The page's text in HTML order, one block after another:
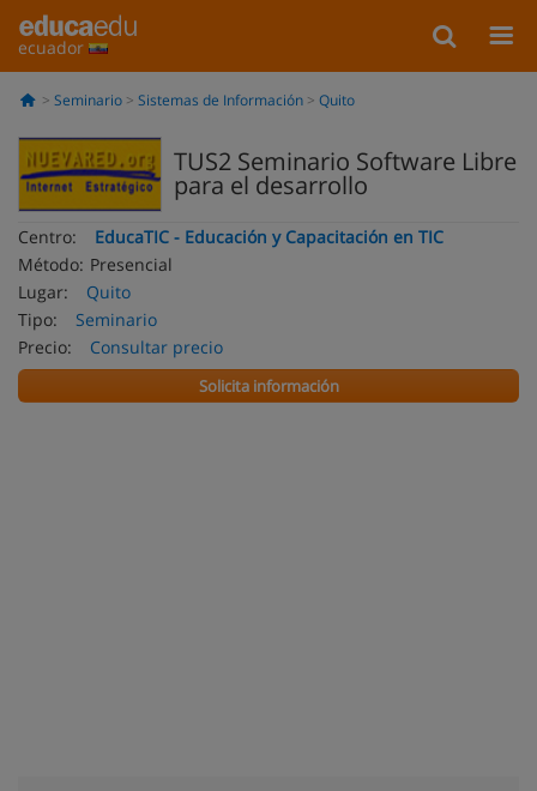
ecuador
Seminario Sistemas de Información Quito
TUS2 Seminario Software Libre
para el desarrollo
Centro:
EducaTIC - Educación y Capacitación en TIC
Método: Presencial
Lugar:
Quito
Tipo:
Seminario
Precio:
Consultar precio
Solicita información